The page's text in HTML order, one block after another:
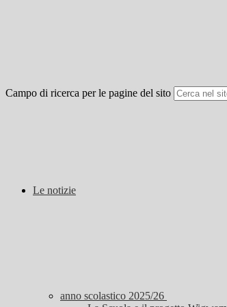
Campo di ricerca per le pagine del sito
Le notizie
anno scolastico 2025/26